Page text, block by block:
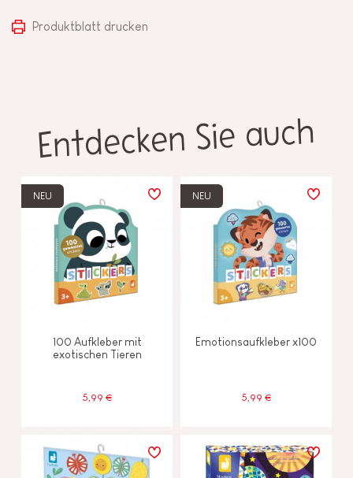
Produktblatt drucken
Entdecken Sie auch
NEU
100 Aufkleber mit
exotischen Tieren
5,99 €
NEU
Emotionsaufkleber x100
5,99 €